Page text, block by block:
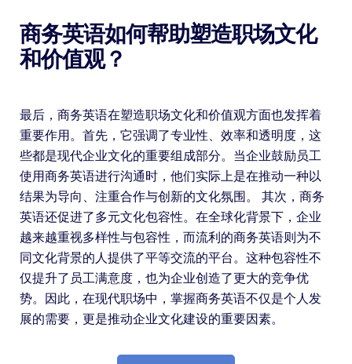
商务英语如何帮助塑造职场文化
和价值观？
最后，商务英语在塑造职场文化和价值观方面也发挥着
重要作用。首先，它强调了专业性、效率和透明度，这
些都是现代企业文化的重要组成部分。当企业鼓励员工
使用商务英语进行沟通时，他们实际上是在推动一种以
结果为导向、注重合作与创新的文化氛围。 其次，商务
英语还促进了多元文化包容性。在全球化背景下，企业
越来越重视多样性与包容性，而流利的商务英语则为不
同文化背景的人提供了平等交流的平台。这种包容性不
仅提升了员工满意度，也为企业创造了更大的竞争优
势。因此，在现代职场中，掌握商务英语不仅是个人发
展的需要，更是推动企业文化建设的重要因素。